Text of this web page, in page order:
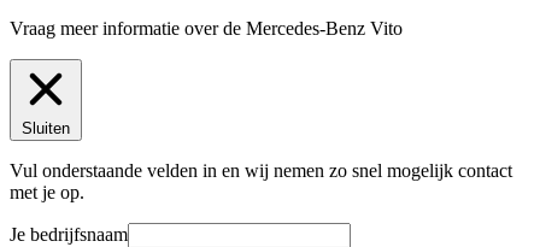
Vraag meer informatie over de Mercedes-Benz Vito
Sluiten
Vul onderstaande velden in en wij nemen zo snel mogelijk contact
met je op.
Je bedrijfsnaam